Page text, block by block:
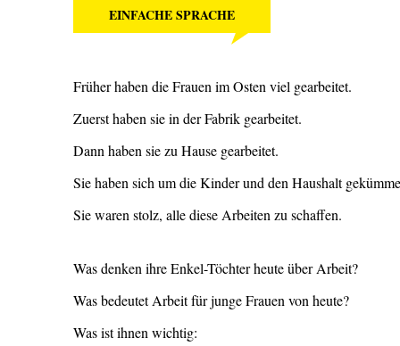
EINFACHE SPRACHE
Früher haben die Frauen im Osten viel gearbeitet.
Zuerst haben sie in der Fabrik gearbeitet.
Dann haben sie zu Hause gearbeitet.
Sie haben sich um die Kinder und den Haushalt
Sie waren stolz, alle diese Arbeiten zu schaffen.
Was denken ihre Enkel-Töchter heute über Arbeit?
Was bedeutet Arbeit für junge Frauen von heute?
Was ist ihnen wichtig: